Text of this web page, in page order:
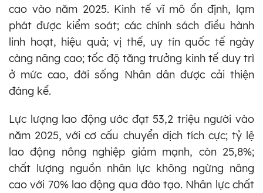
cao vào năm 2025. Kinh tế vĩ mô ổn định, lạm
phát được kiểm soát; các chính sách điều hành
linh hoạt, hiệu quả; vị thế, uy tín quốc tế ngày
càng nâng cao; tốc độ tăng trưởng kinh tế duy trì
ở mức cao, đời sống Nhân dân được cải thiện
đáng kể.
Lực lượng lao động ước đạt 53,2 triệu người vào
năm 2025, với cơ cấu chuyển dịch tích cực; tỷ lệ
lao động nông nghiệp giảm mạnh, còn 25,8%;
chất lượng nguồn nhân lực không ngừng nâng
cao với 70% lao động qua đào tạo. Nhân lực chất